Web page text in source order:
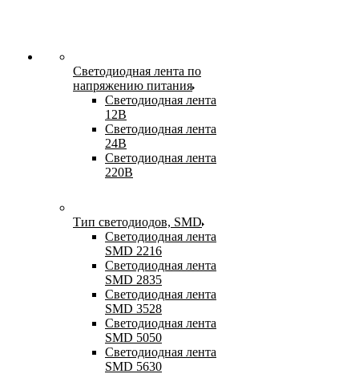
Светодиодная лента по
напряжению питания
Светодиодная лента
12В
Светодиодная лента
24В
Светодиодная лента
220В
Тип светодиодов, SMD
Cветодиодная лента
SMD 2216
Светодиодная лента
SMD 2835
Светодиодная лента
SMD 3528
Светодиодная лента
SMD 5050
Светодиодная лента
SMD 5630